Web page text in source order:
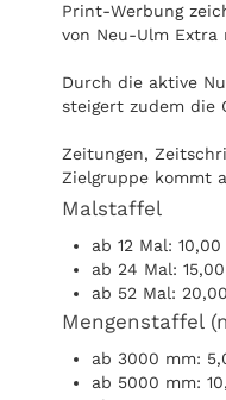
Print-Werbung
von Neu-Ulm Extra
Durch die aktive
steigert zudem die
Zeitungen,
Zielgruppe kommt
Internet praktisch
Malstaffel
ab 12 Mal: 10,00
ab 24 Mal:
ab 52 Mal:
Mengenstaffel
ab 3000 mm:
ab 5000 mm: